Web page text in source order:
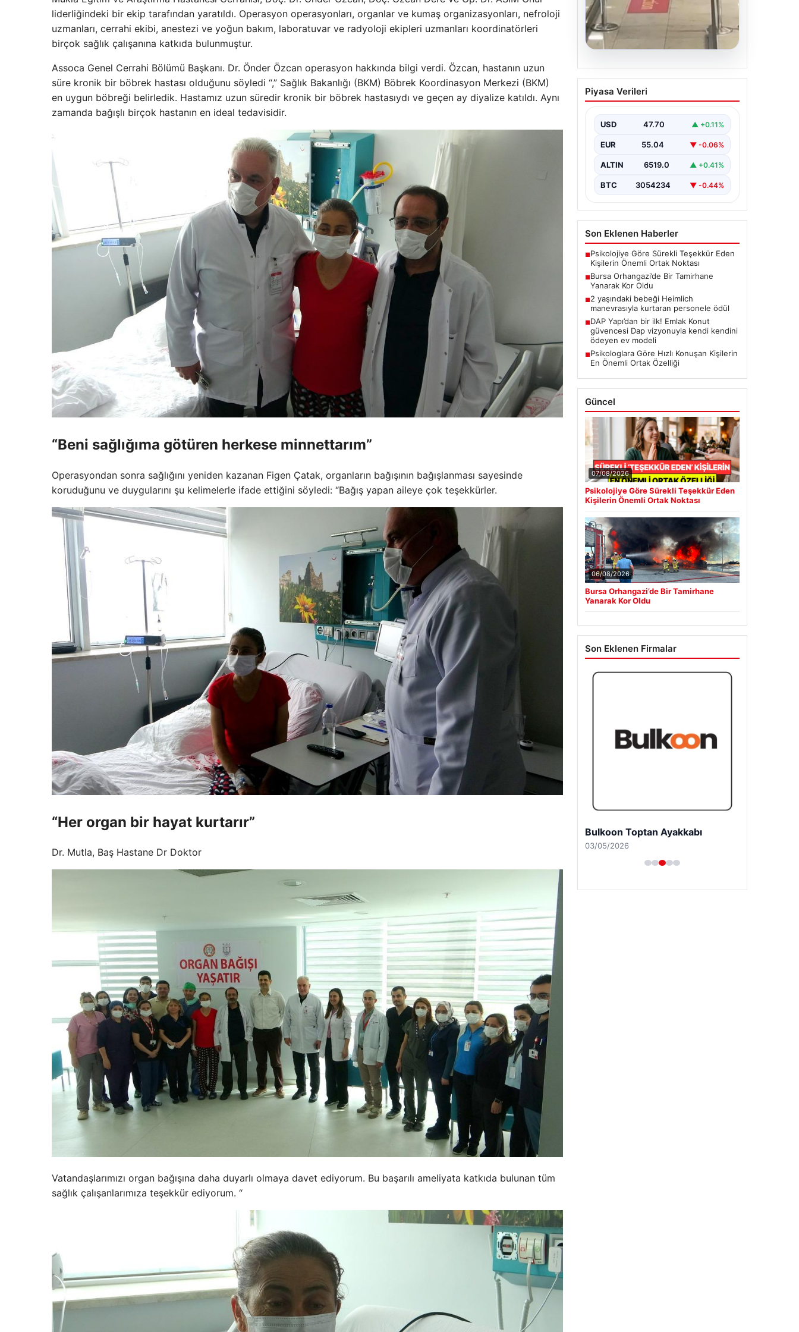
liderliğindeki bir ekip tarafından yaratıldı. Operasyon operasyonları, organlar ve kumaş organizasyonları, nefroloji
uzmanları, cerrahi ekibi, anestezi ve yoğun bakım, laboratuvar ve radyoloji ekipleri uzmanları koordinatörleri
birçok sağlık çalışanına katkıda bulunmuştur.
Assoca Genel Cerrahi Bölümü Başkanı. Dr. Önder Özcan operasyon hakkında bilgi verdi. Özcan, hastanın uzun
süre kronik bir böbrek hastası olduğunu söyledi “,” Sağlık Bakanlığı (BKM) Böbrek Koordinasyon Merkezi (BKM)
en uygun böbreği belirledik. Hastamız uzun süredir kronik bir böbrek hastasıydı ve geçen ay diyalize katıldı. Aynı
zamanda bağışlı birçok hastanın en ideal tedavisidir.
“Beni sağlığıma götüren herkese minnettarım”
Operasyondan sonra sağlığını yeniden kazanan Figen Çatak, organların bağışının bağışlanması sayesinde
koruduğunu ve duygularını şu kelimelerle ifade ettiğini söyledi: “Bağış yapan aileye çok teşekkürler.
“Her organ bir hayat kurtarır”
Dr. Mutla, Baş Hastane Dr Doktor
Vatandaşlarımızı organ bağışına daha duyarlı olmaya davet ediyorum. Bu başarılı ameliyata katkıda bulunan tüm
sağlık çalışanlarımıza teşekkür ediyorum. “
BTC 3054234 ▼ -0.44%
Son Eklenen Haberler
Psikolojiye Göre Sürekli Teşekkür Eden
Kişilerin Önemli Ortak Noktası
■ Bursa Orhangazi’de Bir Tamirhane
Yanarak Kor Oldu
manevrasıyla kurtaran personele ödül
DAP Yapı’dan bir ilk! Emlak Konut
güvencesi Dap vizyonuyla kendi kendini
Psikologlara Göre Hızlı Konuşan Kişilerin
En Önemli Ortak Özelliği
Güncel
Psikolojiye Göre Sürekli Teşekkür Eden
Kişilerin Önemli Ortak Noktası
Bursa Orhangazi’de Bir Tamirhane
Yanarak Kor Oldu
Son Eklenen Firmalar
Bulkoon Toptan Ayakkabı